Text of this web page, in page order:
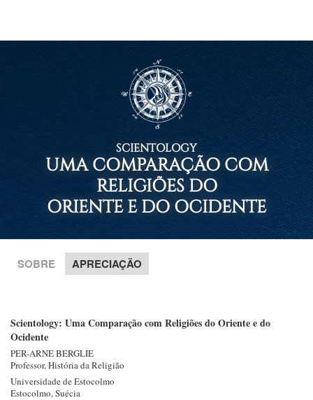
SCIENTOLOGY
UMA COMPARAÇÃO COM
RELIGIÕES DO
ORIENTE E DO OCIDENTE
SOBRE APRECIAÇÃO
Scientology: Uma Comparação com Religiões do Oriente e do
Ocidente
PER-ARNEBERGLIE
Professor, História da Religião
Universidade de Estocolmo
Estocolmo, Suécia